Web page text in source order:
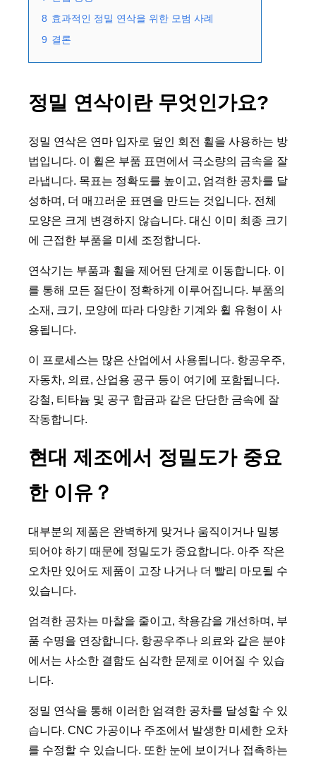
8 효과적인 정밀 연삭을 위한 모범 사례
9 결론
정밀 연삭이란 무엇인가요?
정밀 연삭은 연마 입자로 덮인 회전 휠을 사용하는 방
법입니다. 이 휠은 부품 표면에서 극소량의 금속을 잘
라냅니다. 목표는 정확도를 높이고, 엄격한 공차를 달
성하며, 더 매끄러운 표면을 만드는 것입니다. 전체
모양은 크게 변경하지 않습니다. 대신 이미 최종 크기
에 근접한 부품을 미세 조정합니다.
연삭기는 부품과 휠을 제어된 단계로 이동합니다. 이
를 통해 모든 절단이 정확하게 이루어집니다. 부품의
소재, 크기, 모양에 따라 다양한 기계와 휠 유형이 사
용됩니다.
이 프로세스는 많은 산업에서 사용됩니다. 항공우주,
자동차, 의료, 산업용 공구 등이 여기에 포함됩니다.
강철, 티타늄 및 공구 합금과 같은 단단한 금속에 잘
작동합니다.
현대 제조에서 정밀도가 중요
한 이유？
대부분의 제품은 완벽하게 맞거나 움직이거나 밀봉
되어야 하기 때문에 정밀도가 중요합니다. 아주 작은
오차만 있어도 제품이 고장 나거나 더 빨리 마모될 수
있습니다.
엄격한 공차는 마찰을 줄이고, 착용감을 개선하며, 부
품 수명을 연장합니다. 항공우주나 의료와 같은 분야
에서는 사소한 결함도 심각한 문제로 이어질 수 있습
니다.
정밀 연삭을 통해 이러한 엄격한 공차를 달성할 수 있
습니다. CNC 가공이나 주조에서 발생한 미세한 오차
를 수정할 수 있습니다. 또한 눈에 보이거나 접촉하는